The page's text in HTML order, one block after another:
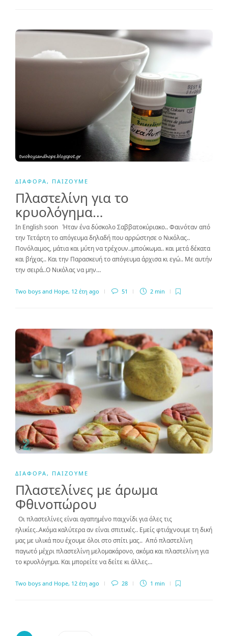
ΔΙΆΦΟΡΑ , ΠΑΊΖΟΥΜΕ
Πλαστελίνη για το
κρυολόγημα…
In English soon Ήταν ένα δύσκολο Σαββατοκύριακο.. Φαινόταν από
την Τετάρτη το απόγευμα δηλαδή που αρρώστησε ο Νικόλας..
Πονόλαιμος, μάτια και μύτη να τρέχουν..μπούκωμα.. και μετά δέκατα
και βήχας.. Και την Παρασκευή το απόγευμα άρχισα κι εγώ.. Με αυτήν
την σειρά..Ο Νικόλας να μην…
Two boys and Hope, 12 έτη ago 51 2 min
ΔΙΆΦΟΡΑ , ΠΑΊΖΟΥΜΕ
Πλαστελίνες με άρωμα
Φθινοπώρου
Οι πλαστελίνες είναι αγαπημένο παιχνίδι για όλες τις
ηλικίες..Ακόμα καλύτερα αν είναι σπιτικές.. Εμείς φτιάχνουμε τη δική
μας με υλικά που έχουμε όλοι στο σπίτι μας.. Από πλαστελίνη
παγωτό μέχρι πλαστελίνη μελομακάρονο, ακόμα και πλαστελίνη για
το κρυολόγημα. Και μπορείτε να δείτε κι άλλες…
Two boys and Hope, 12 έτη ago 28 1 min